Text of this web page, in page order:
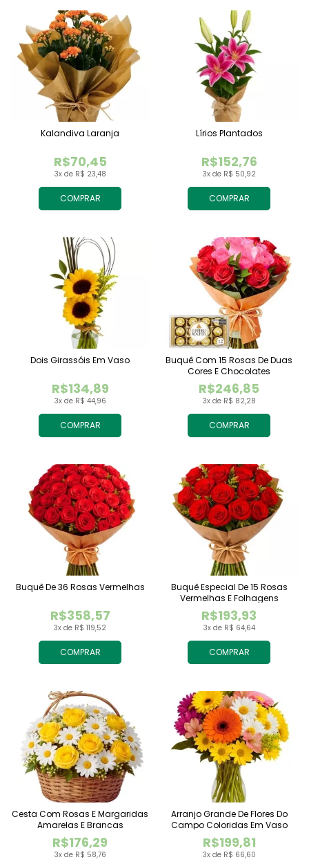
COMPRAR
3x de R$ 23,48
R$70,45
Kalandiva Laranja
COMPRAR
3x de R$ 50,92
R$152,76
Lírios Plantados
COMPRAR
3x de R$ 44,96
R$134,89
Dois Girassóis Em Vaso
COMPRAR
3x de R$ 82,28
R$246,85
Buquê Com 15 Rosas De Duas
Cores E Chocolates
COMPRAR
3x de R$ 119,52
R$358,57
Buquê De 36 Rosas Vermelhas
COMPRAR
3x de R$ 64,64
R$193,93
Buquê Especial De 15 Rosas
Vermelhas E Folhagens
3x de R$ 58,76
R$176,29
Cesta Com Rosas E Margaridas
Amarelas E Brancas
3x de R$ 66,60
R$199,81
Arranjo Grande De Flores Do
Campo Coloridas Em Vaso